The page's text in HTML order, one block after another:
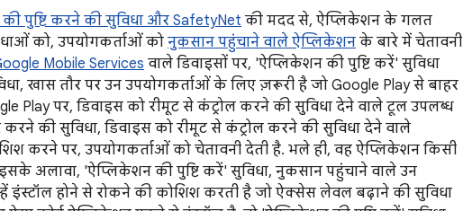
पुष्टि करने की सुविधा और SafetyNet की मदद से, ऐप्लिकेशन के गलत
को, उपयोगकर्ताओं को नुकसान पहुंचाने वाले ऐप्लिकेशन के बारे में चेतावनी
Mobile Services वाले डिवाइसों पर, 'ऐप्लिकेशन की पुष्टि करें' सुविधा
खास तौर पर उन उपयोगकर्ताओं के लिए ज़रूरी है जो Google Play से बाहर
Play पर, डिवाइस को रीमूट से कंट्रोल करने की सुविधा देने वाले टूल उपलब्ध
करने की सुविधा, डिवाइस को रीमूट से कंट्रोल करने की सुविधा देने वाले
करने पर, उपयोगकर्ताओं को चेतावनी देती है. भले ही, वह ऐप्लिकेशन किसी
इसके अलावा, 'ऐप्लिकेशन की पुष्टि करें' सुविधा, नुकसान पहुंचाने वाले उन
होने से रोकने की कोशिश करती है जो ऐक्सेस लेवल बढ़ाने की सुविधा